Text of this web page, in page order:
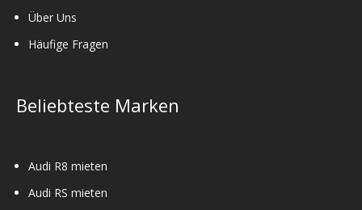
Über Uns
Häufige Fragen
Beliebteste Marken
Audi R8 mieten
Audi RS mieten